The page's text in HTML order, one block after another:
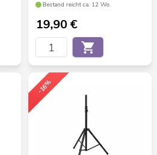
Bestand reicht ca. 12 Wo.
19,90€
-16%